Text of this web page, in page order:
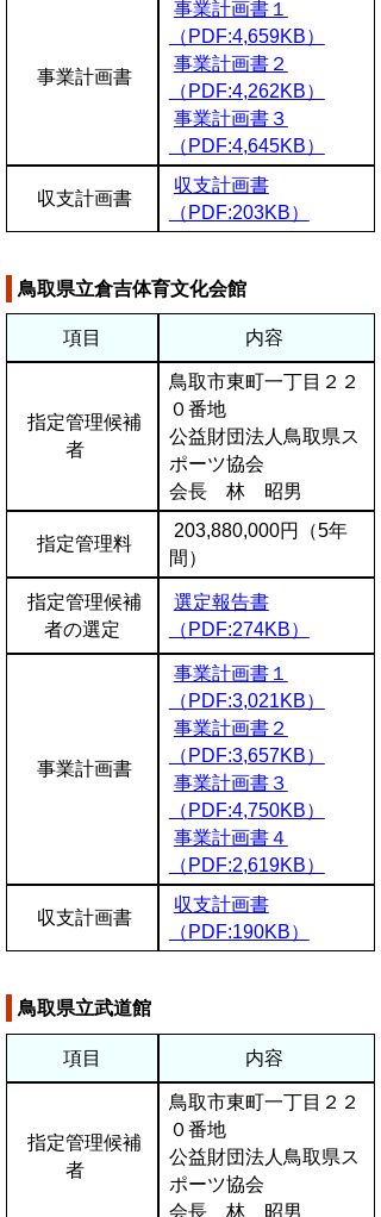
事業計画書
事業計画書１
（PDF:4,659KB）
事業計画書２
（PDF:4,262KB）
事業計画書３
（PDF:4,645KB）
収支計画書
収支計画書
（PDF:203KB）
鳥取県立倉吉体育文化会館
項目 内容
指定管理候補
者
鳥取市東町一丁目２２
０番地
公益財団法人鳥取県ス
ポーツ協会
会長 林 昭男
指定管理料
203,880,000円（5年
間）
指定管理候補
者の選定
選定報告書
（PDF:274KB）
事業計画書
事業計画書１
（PDF:3,021KB）
事業計画書２
（PDF:3,657KB）
事業計画書３
（PDF:4,750KB）
事業計画書４
（PDF:2,619KB）
収支計画書
収支計画書
（PDF:190KB）
鳥取県立武道館
項目 内容
指定管理候補
者
鳥取市東町一丁目２２
０番地
公益財団法人鳥取県ス
ポーツ協会
会長 林 昭男